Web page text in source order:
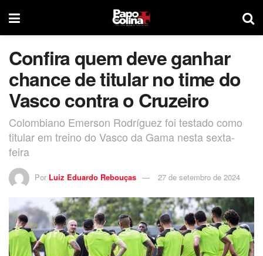
Confira quem deve ganhar
chance de titular no time do
Vasco contra o Cruzeiro
Colombiano Emerson Rodríguez foi testado como
titular em treino do Vasco da Gama nesta sexta-
feira
Por Luiz Eduardo Rebouças 27 de setembro de 2024